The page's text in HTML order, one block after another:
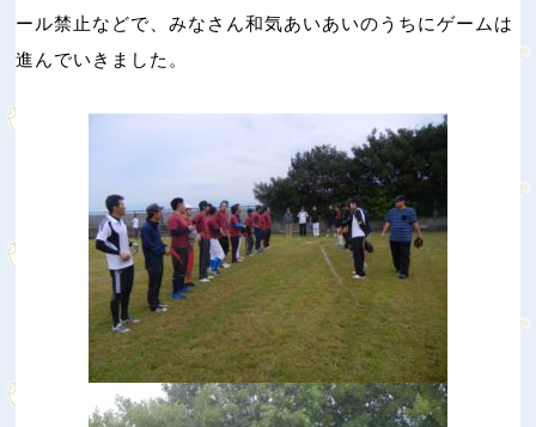
ール禁止などで、みなさん和気あいあいのうちにゲームは
進んでいきました。